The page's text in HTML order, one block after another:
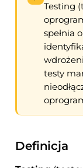
Testing
spełnia
testy
Definicja